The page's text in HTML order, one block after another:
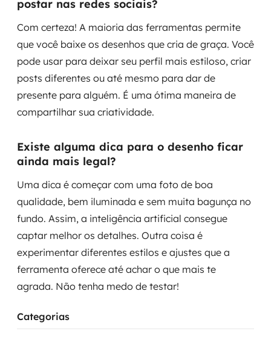
postar nas redes sociais?
Com certeza! A maioria das ferramentas permite
que você baixe os desenhos que cria de graça. Você
pode usar para deixar seu perfil mais estiloso, criar
posts diferentes ou até mesmo para dar de
presente para alguém. É uma ótima maneira de
compartilhar sua criatividade.
Existe alguma dica para o desenho ficar
ainda mais legal?
Uma dica é começar com uma foto de boa
qualidade, bem iluminada e sem muita bagunça no
fundo. Assim, a inteligência artificial consegue
captar melhor os detalhes. Outra coisa é
experimentar diferentes estilos e ajustes que a
ferramenta oferece até achar o que mais te
agrada. Não tenha medo de testar!
Categorias